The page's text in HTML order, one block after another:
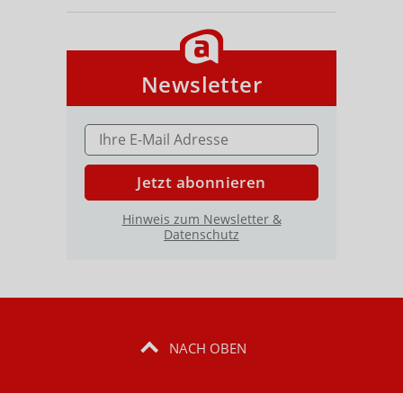
Newsletter
E-MAIL ADRESSE
Jetzt abonnieren
Hinweis zum Newsletter &
Datenschutz
NACH OBEN